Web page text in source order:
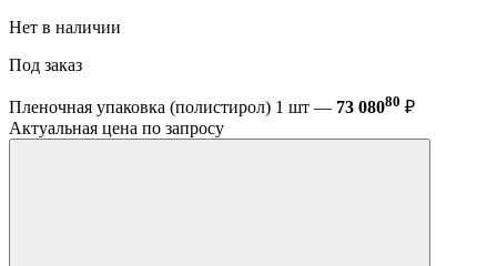
Нет в наличии
Под заказ
Пленочная упаковка (полистирол) 1 шт — 73 08080 ₽
Актуальная цена по запросу